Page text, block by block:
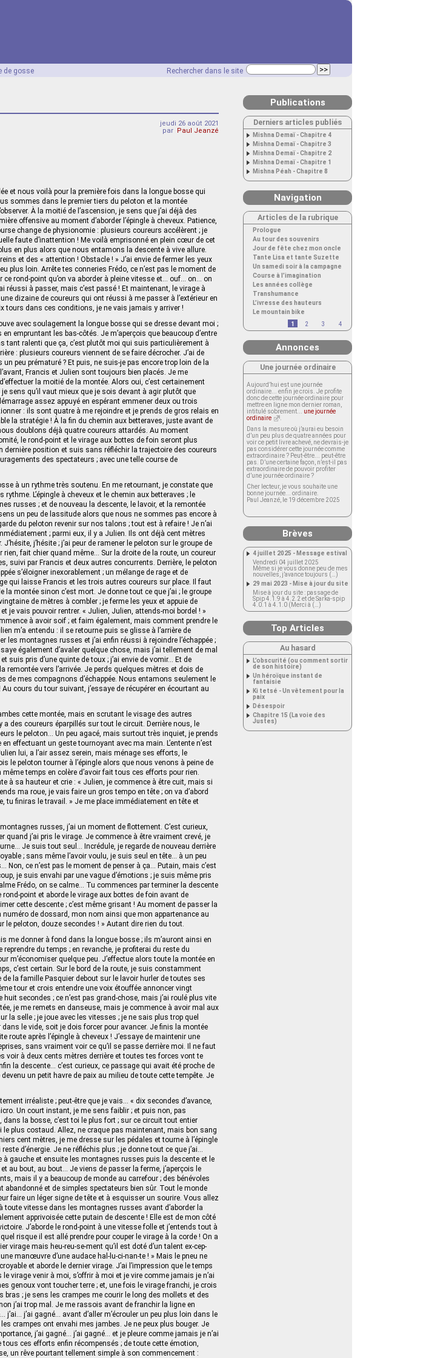
Rechercher dans le site
de gosse
jeudi 26 août 2021
par Paul Jeanzé
et nous voilà pour la première fois dans la longue bosse qui
sommes dans le premier tiers du peloton et la montée
À la moitié de l’ascension, je sens que j’ai déjà des
offensive au moment d’aborder l’épingle à cheveux. Patience,
change de physionomie : plusieurs coureurs accélèrent ; je
faute d’inattention ! Me voilà emprisonné en plein cœur de cet
en plus alors que nous entamons la descente à vive allure.
et des « attention ! Obstacle ! » J’ai envie de fermer les yeux
plus loin. Arrête tes conneries Frédo, ce n’est pas le moment de
rond-point qu’on va aborder à pleine vitesse et… ouf… on… on
réussi à passer, mais c’est passé ! Et maintenant, le virage à
dizaine de coureurs qui ont réussi à me passer à l’extérieur en
tours dans ces conditions, je ne vais jamais y arriver !
avec soulagement la longue bosse qui se dresse devant moi ;
empruntant les bas-côtés. Je m’aperçois que beaucoup d’entre
tant ralenti que ça, c’est plutôt moi qui suis particulièrement à
: plusieurs coureurs viennent de se faire décrocher. J’ai de
un peu prématuré ? Et puis, ne suis-je pas encore trop loin de la
Francis et Julien sont toujours bien placés. Je me
la moitié de la montée. Alors oui, c’est certainement
sens qu’il vaut mieux que je sois devant à agir plutôt que
assez appuyé en espérant emmener deux ou trois
: ils sont quatre à me rejoindre et je prends de gros relais en
la stratégie ! À la fin du chemin aux betteraves, juste avant de
doublons déjà quatre coureurs attardés. Au moment
le rond-point et le virage aux bottes de foin seront plus
dernière position et suis sans réfléchir la trajectoire des coureurs
des spectateurs ; avec une telle course de
à un rythme très soutenu. En me retournant, je constate que
L’épingle à cheveux et le chemin aux betteraves ; le
russes ; et de nouveau la descente, le lavoir, et la remontée
un peu de lassitude alors que nous ne sommes pas encore à
du peloton revenir sur nos talons ; tout est à refaire ! Je n’ai
; parmi eux, il y a Julien. Ils ont déjà cent mètres
j’hésite ; j’ai peur de ramener le peloton sur le groupe de
fait chier quand même… Sur la droite de la route, un coureur
suivi par Francis et deux autres concurrents. Derrière, le peloton
s’éloigner inexorablement ; un mélange de rage et de
qui laisse Francis et les trois autres coureurs sur place. Il faut
la montée sinon c’est mort. Je donne tout ce que j’ai ; le groupe
de mètres à combler ; je ferme les yeux et appuie de
je vais pouvoir rentrer. « Julien, Julien, attends-moi bordel ! »
à avoir soif ; et faim également, mais comment prendre le
m’a entendu : il se retourne puis se glisse à l’arrière de
les montagnes russes et j’ai enfin réussi à rejoindre l’échappée ;
également d’avaler quelque chose, mais j’ai tellement de mal
suis pris d’une quinte de toux ; j’ai envie de vomir… Et de
remontée vers l’arrivée. Je perds quelques mètres et dois de
de mes compagnons d’échappée. Nous entamons seulement le
cours du tour suivant, j’essaye de récupérer en écourtant au
cette montée, mais en scrutant le visage des autres
des coureurs éparpillés sur tout le circuit. Derrière nous, le
le peloton… Un peu agacé, mais surtout très inquiet, je prends
effectuant un geste tournoyant avec ma main. L’entente n’est
lui, a l’air assez serein, mais ménage ses efforts, le
le peloton tourner à l’épingle alors que nous venons à peine de
temps en colère d’avoir fait tous ces efforts pour rien.
à sa hauteur et crie : « Julien, je commence à être cuit, mais si
ma roue, je vais faire un gros tempo en tête ; on va d’abord
tu finiras le travail. » Je me place immédiatement en tête et
russes, j’ai un moment de flottement. C’est curieux,
j’ai pris le virage. Je commence à être vraiment crevé, je
Je suis tout seul… Incrédule, je regarde de nouveau derrière
; sans même l’avoir voulu, je suis seul en tête… à un peu
Non, ce n’est pas le moment de penser à ça… Putain, mais c’est
je suis envahi par une vague d’émotions ; je suis même pris
Frédo, on se calme… Tu commences par terminer la descente
point et aborde le virage aux bottes de foin avant de
cette descente ; c’est même grisant ! Au moment de passer la
de dossard, mon nom ainsi que mon appartenance au
le peloton, douze secondes ! » Autant dire rien du tout.
me donner à fond dans la longue bosse ; ils m’auront ainsi en
du temps ; en revanche, je profiterai du reste du
m’économiser quelque peu. J’effectue alors toute la montée en
c’est certain. Sur le bord de la route, je suis constamment
la famille Pasquier debout sur le lavoir hurler de toutes ses
tour et crois entendre une voix étouffée annoncer vingt
secondes ; ce n’est pas grand‑chose, mais j’ai roulé plus vite
je me remets en danseuse, mais je commence à avoir mal aux
la selle ; je joue avec les vitesses ; je ne sais plus trop quel
dans le vide, soit je dois forcer pour avancer. Je finis la montée
route après l’épingle à cheveux ! J’essaye de maintenir une
sans vraiment voir ce qu’il se passe derrière moi. Il ne faut
voir à deux cents mètres derrière et toutes tes forces vont te
la descente… c’est curieux, ce passage qui avait été proche de
un petit havre de paix au milieu de toute cette tempête. Je
irréaliste ; peut-être que je vais… « dix secondes d’avance,
Un court instant, je me sens faiblir ; et puis non, pas
la bosse, c’est toi le plus fort ; sur ce circuit tout entier
le plus costaud. Allez, ne craque pas maintenant, mais bon sang
cent mètres, je me dresse sur les pédales et tourne à l’épingle
d’énergie. Je ne réfléchis plus ; je donne tout ce que j’ai…
à gauche et ensuite les montagnes russes puis la descente et le
au bout, au bout… Je viens de passer la ferme, j’aperçois le
mais il y a beaucoup de monde au carrefour ; des bénévoles
et de simples spectateurs bien sûr. Tout le monde
faire un léger signe de tête et à esquisser un sourire. Vous allez
toute vitesse dans les montagnes russes avant d’aborder la
apprivoisée cette putain de descente ! Elle est de mon côté
J’aborde le rond-point à une vitesse folle et j’entends tout à
risque il est allé prendre pour couper le virage à la corde ! On a
virage mais heu-reu-se-ment qu’il est doté d’un talent ex-cep-
manœuvre d’une audace hal-lu-ci-nan-te ! » Mais le pneu ne
et aborde le dernier virage. J’ai l’impression que le temps
virage venir à moi, s’offrir à moi et je vire comme jamais je n’ai
genoux vont toucher terre ; et, une fois le virage franchi, je crois
; je sens les crampes me courir le long des mollets et des
j’ai trop mal. Je me rassois avant de franchir la ligne en
j’ai gagné… avant d’aller m’écrouler un peu plus loin dans le
crampes ont envahi mes jambes. Je ne peux plus bouger. Je
j’ai gagné… j’ai gagné… et je pleure comme jamais je n’ai
ces efforts enfin récompensés ; de toute cette émotion,
un rêve pourtant tellement simple à son commencement :
Publications
Derniers articles publiés
Mishna Demaï - Chapitre 4
Mishna Demaï - Chapitre 3
Mishna Demaï - Chapitre 2
Mishna Demaï - Chapitre 1
Mishna Péah - Chapitre 8
Navigation
Articles de la rubrique
Prologue
Au tour des souvenirs
Jour de fête chez mon oncle
Tante Lisa et tante Suzette
Un samedi soir à la campagne
Course à l’imagination
Les années collège
Transhumance
L’ivresse des hauteurs
Le mountain bike
1
2 3 4
Annonces
Une journée ordinaire
Aujourd’hui est une journée
ordinaire... enfin je crois. Je profite
donc de cette journée ordinaire pour
mettre en ligne mon dernier roman,
intitulé sobrement... une journée
ordinaire
Dans la mesure où j’aurai eu besoin
d’un peu plus de quatre années pour
voir ce petit livre achevé, ne devrais-je
pas considérer cette journée comme
extraordinaire ? Peut-être... peut-être
pas. D’une certaine façon, n’est-il pas
extraordinaire de pouvoir profiter
d’une journée ordinaire ?
Cher lecteur, je vous souhaite une
bonne journée... ordinaire.
Paul Jeanzé, le 19 décembre 2025
Brèves
4 juillet 2025 - Message estival
Vendredi 04 juillet 2025
Même si je vous donne peu de mes
nouvelles, j’avance toujours (…)
29 mai 2023 - Mise à jour du site
Mise à jour du site : passage de
Spip 4.1.9 à 4.2.2 et de Sarka-spip
4.0.1 à 4.1.0 (Merci à (…)
Top Articles
Au hasard
L’obscurité (ou comment sortir
de son histoire)
Un héroïque instant de
fantaisie
Ki tetsé - Un vêtement pour la
paix
Désespoir
Chapitre 15 (La voie des
Justes)